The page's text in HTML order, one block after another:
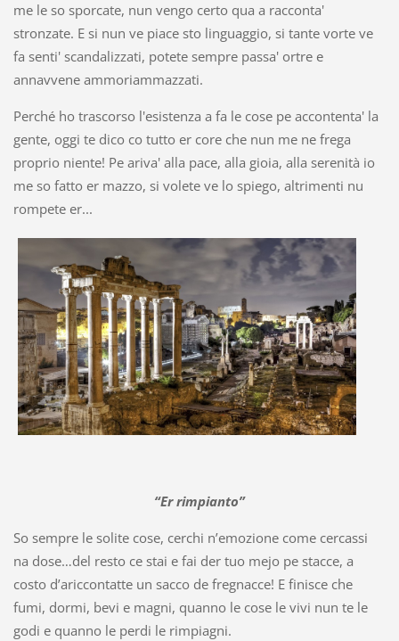
me le so sporcate, nun vengo certo qua a racconta'
stronzate. E si nun ve piace sto linguaggio, si tante vorte ve
fa senti' scandalizzati, potete sempre passa' ortre e
annavvene ammoriammazzati.
Perché ho trascorso l'esistenza a fa le cose pe accontenta' la
gente, oggi te dico co tutto er core che nun me ne frega
proprio niente! Pe ariva' alla pace, alla gioia, alla serenità io
me so fatto er mazzo, si volete ve lo spiego, altrimenti nu
rompete er...
“Er rimpianto”
So sempre le solite cose, cerchi n’emozione come cercassi
na dose…del resto ce stai e fai der tuo mejo pe stacce, a
costo d’ariccontatte un sacco de fregnacce! E finisce che
fumi, dormi, bevi e magni, quanno le cose le vivi nun te le
godi e quanno le perdi le rimpiagni.